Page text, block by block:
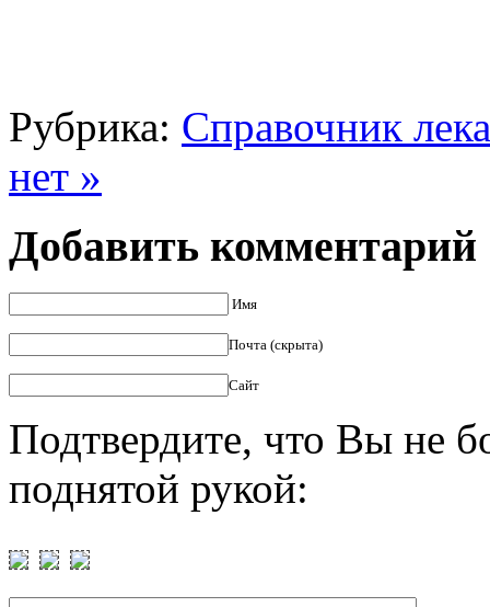
Рубрика: Справочник
нет »
Добавить комментарий
Имя
Почта (скрыта)
Сайт
Подтвердите, что Вы не
поднятой рукой: